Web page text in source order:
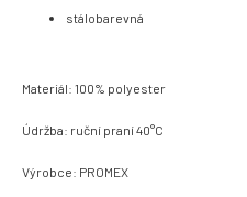
stálobarevná
Materiál: 100% polyester
Údržba: ruční praní 40°C
Výrobce: PROMEX